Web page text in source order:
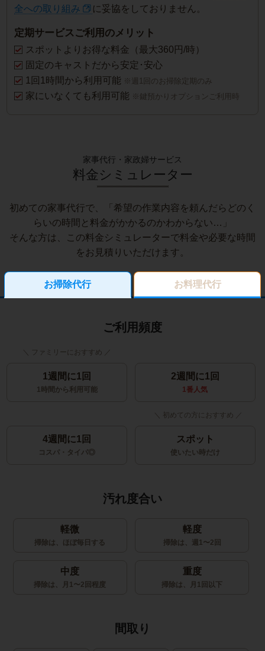
全への取り組み
に妥協をしておりません。
定期サービスご利用のメリット
スポットよりお得な料金（最大360円/時）
固定のキャストだから安定･安心
1回1時間から利用可能 ※週1回のお掃除定期のみ
家にいなくても利用可能 ※鍵預かりオプションご利用時
家事代行・家政婦サービス
料金シミュレーター
初めての家事代行で、「希望の作業内容を頼んだらどのく
らいの時間と料金がかかるのかわからない…」
そんな方は、この料金シミュレーターで料金や必要な時間
をお見積りいただけます。
お掃除代行 お料理代行
ご利用頻度
1週間に1回
1時間から利用可能
2週間に1回
1番人気
4週間に1回
コスパ・タイパ◎
スポット
使いたい時だけ
汚れ度合い
軽微
掃除は、ほぼ毎日する
軽度
掃除は、週1〜2回
中度
掃除は、月1〜2回程度
重度
掃除は、月1回以下
間取り